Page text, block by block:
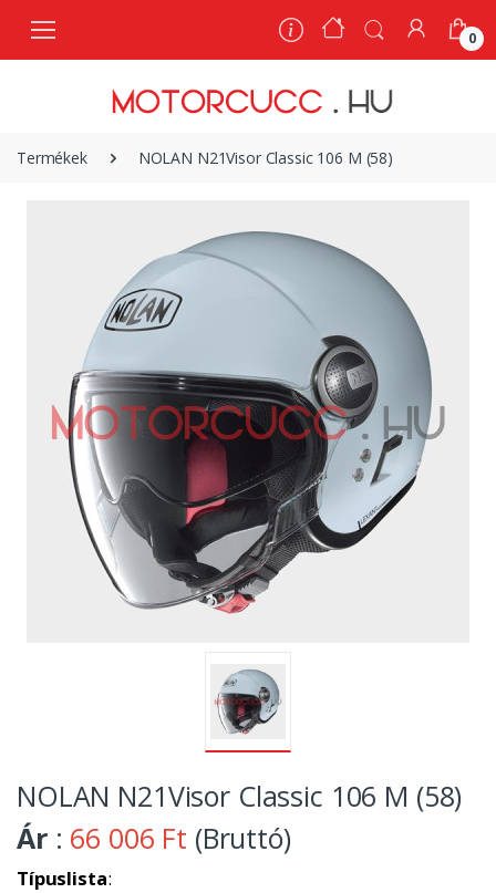
0
Termékek NOLAN N21Visor Classic 106 M (58)
NOLAN N21Visor Classic 106 M (58)
Ár : 66 006 Ft (Bruttó)
Típuslista:
0